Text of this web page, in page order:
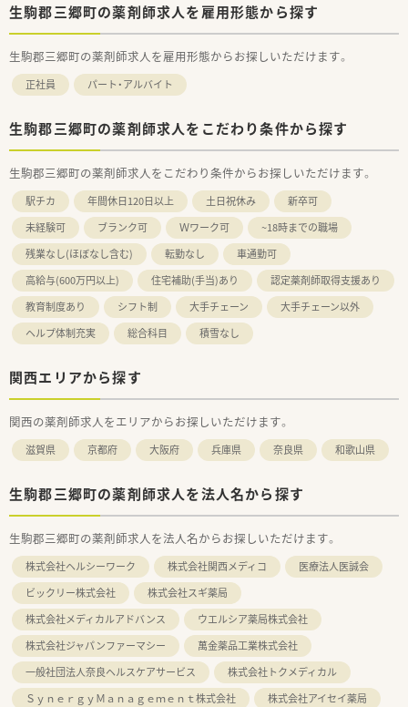
生駒郡三郷町の薬剤師求人を雇用形態から探す
生駒郡三郷町の薬剤師求人を雇用形態からお探しいただけます。
正社員 パート・アルバイト
生駒郡三郷町の薬剤師求人をこだわり条件から探す
生駒郡三郷町の薬剤師求人をこだわり条件からお探しいただけます。
駅チカ 年間休日120日以上 土日祝休み
新卒可
未経験可
ブランク可 Ｗワーク可
~18時までの職場
残業なし(ほぼなし含む)
転勤なし
車通勤可
高給与(600万円以上)
住宅補助(手当)あり
認定薬剤師取得支援あり
教育制度あり
シフト制 大手チェーン
大手チェーン以外
ヘルプ体制充実
総合科目 積雪なし
関西エリアから探す
関西の薬剤師求人をエリアからお探しいただけます。
滋賀県 京都府 大阪府 兵庫県 奈良県 和歌山県
生駒郡三郷町の薬剤師求人を法人名から探す
生駒郡三郷町の薬剤師求人を法人名からお探しいただけます。
株式会社ヘルシーワーク 株式会社関西メディコ
医療法人医誠会
ビックリー株式会社
株式会社スギ薬局
株式会社メディカルアドバンス
ウエルシア薬局株式会社
株式会社ジャパンファーマシー
萬金薬品工業株式会社
一般社団法人奈良ヘルスケアサービス
株式会社トクメディカル
ＳｙｎｅｒｇｙＭａｎａｇｅｍｅｎｔ株式会社
株式会社アイセイ薬局